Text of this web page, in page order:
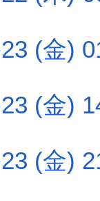
(金)
(金)
(金)